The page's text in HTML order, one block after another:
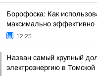
Борофоска: Как
максимально эффективно
12:25
Назван самый крупный
электроэнергию в Томской